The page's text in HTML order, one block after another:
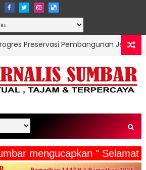
Pembangunan Jembatan Ruas
mengucapkan "